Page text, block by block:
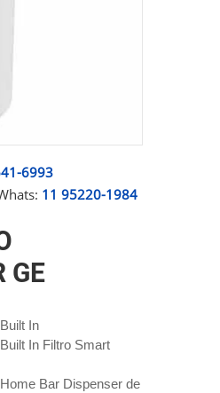
6993
11 95220-1984
GE
In
In Filtro Smart
Bar Dispenser de